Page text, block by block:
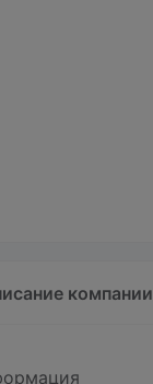
компании